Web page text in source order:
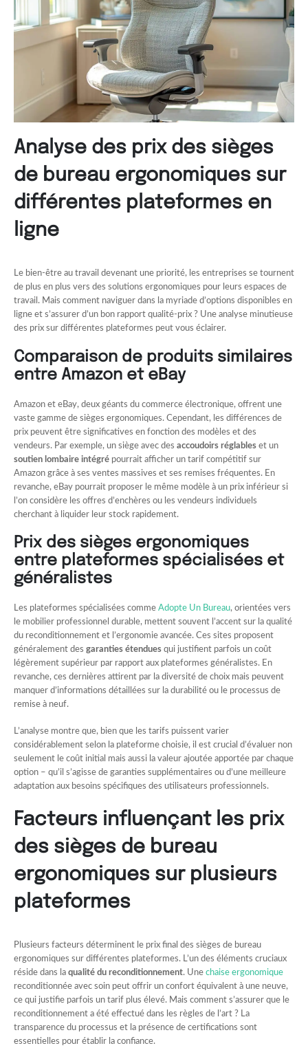
Analyse des prix des sièges
de bureau ergonomiques sur
différentes plateformes en
ligne
Le bien-être au travail devenant une priorité, les entreprises se tournent
de plus en plus vers des solutions ergonomiques pour leurs espaces de
travail. Mais comment naviguer dans la myriade d’options disponibles en
ligne et s’assurer d’un bon rapport qualité-prix ? Une analyse minutieuse
des prix sur différentes plateformes peut vous éclairer.
Comparaison de produits similaires
entre Amazon et eBay
Amazon et eBay, deux géants du commerce électronique, offrent une
vaste gamme de sièges ergonomiques. Cependant, les différences de
prix peuvent être significatives en fonction des modèles et des
vendeurs. Par exemple, un siège avec des accoudoirs réglables et un
soutien lombaire intégré pourrait afficher un tarif compétitif sur
Amazon grâce à ses ventes massives et ses remises fréquentes. En
revanche, eBay pourrait proposer le même modèle à un prix inférieur si
l’on considère les offres d’enchères ou les vendeurs individuels
cherchant à liquider leur stock rapidement.
Prix des sièges ergonomiques
entre plateformes spécialisées et
généralistes
Les plateformes spécialisées comme Adopte Un Bureau, orientées vers
le mobilier professionnel durable, mettent souvent l’accent sur la qualité
du reconditionnement et l’ergonomie avancée. Ces sites proposent
généralement des garanties étendues qui justifient parfois un coût
légèrement supérieur par rapport aux plateformes généralistes. En
revanche, ces dernières attirent par la diversité de choix mais peuvent
manquer d’informations détaillées sur la durabilité ou le processus de
remise à neuf.
L’analyse montre que, bien que les tarifs puissent varier
considérablement selon la plateforme choisie, il est crucial d’évaluer non
seulement le coût initial mais aussi la valeur ajoutée apportée par chaque
option – qu’il s’agisse de garanties supplémentaires ou d’une meilleure
adaptation aux besoins spécifiques des utilisateurs professionnels.
Facteurs influençant les prix
des sièges de bureau
ergonomiques sur plusieurs
plateformes
Plusieurs facteurs déterminent le prix final des sièges de bureau
ergonomiques sur différentes plateformes. L’un des éléments cruciaux
réside dans la qualité du reconditionnement. Une chaise ergonomique
reconditionnée avec soin peut offrir un confort équivalent à une neuve,
ce qui justifie parfois un tarif plus élevé. Mais comment s’assurer que le
reconditionnement a été effectué dans les règles de l’art ? La
transparence du processus et la présence de certifications sont
essentielles pour établir la confiance.